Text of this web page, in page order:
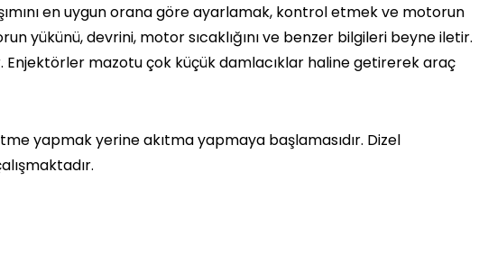
en uygun orana göre ayarlamak, kontrol etmek ve motorun
yükünü, devrini, motor sıcaklığını ve benzer bilgileri beyne iletir.
mazotu çok küçük damlacıklar haline getirerek araç
yapmak yerine akıtma yapmaya başlamasıdır. Dizel